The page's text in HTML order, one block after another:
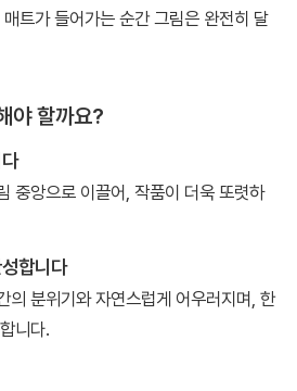
트가 들어가는 순간 그림은 완전히 달
야 할까요?
중앙으로 이끌어, 작품이 더욱 또렷하
합니다
의 분위기와 자연스럽게 어우러지며, 한
니다.